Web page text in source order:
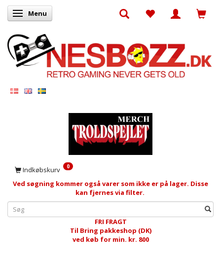
Skifte navigation
Menu
Indkøbskurv 0
Ved søgning kommer også varer som ikke er på lager. Disse
kan fjernes via filter.
FRI FRAGT
Til Bring pakkeshop (DK)
ved køb for min. kr. 800